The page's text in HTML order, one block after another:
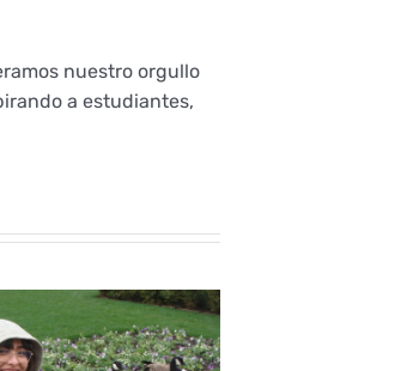
nuestro orgullo
a estudiantes,